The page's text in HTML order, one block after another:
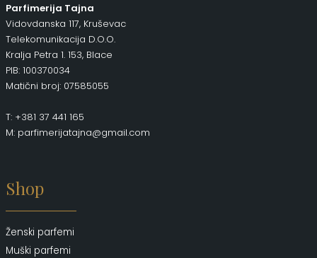
Parfimerija Tajna
Vidovdanska 117, Kruševac
Telekomunikacija D.O.O.
Kralja Petra 1. 153, Blace
PIB: 100370034
Matični broj: 07585055
T: +381 37 441 165
M: parfimerijatajna@gmail.com
Shop
Ženski parfemi
Muški parfemi